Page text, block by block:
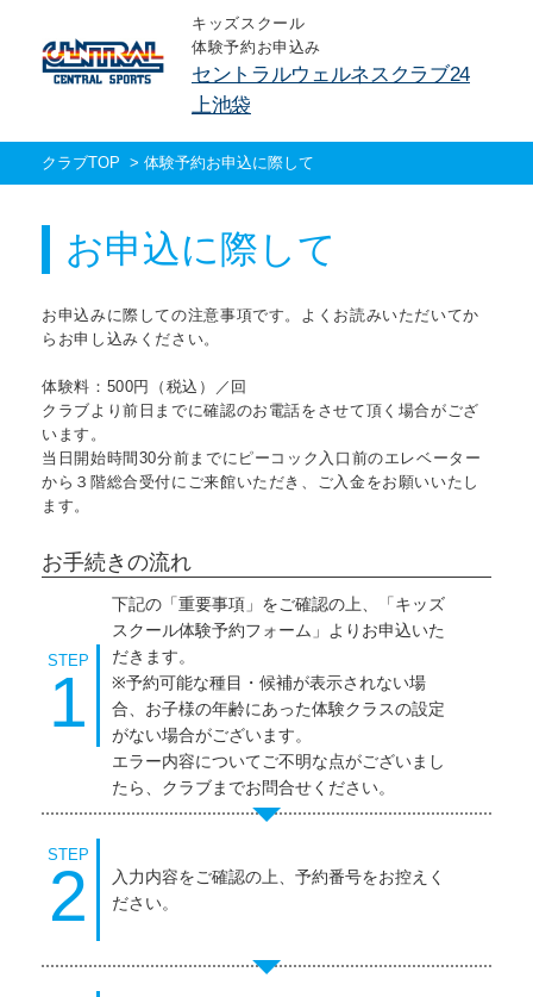
キッズスクール
体験予約お申込み
セントラルウェルネスクラブ24
上池袋
クラブTOP > 体験予約お申込に際して
お申込に際して
お申込みに際しての注意事項です。よくお読みいただいてか
らお申し込みください。
体験料：500円（税込）／回
クラブより前日までに確認のお電話をさせて頂く場合がござ
います。
当日開始時間30分前までにピーコック入口前のエレベーター
から３階総合受付にご来館いただき、ご入金をお願いいたし
ます。
お手続きの流れ
STEP
1
下記の「重要事項」をご確認の上、「キッズ
スクール体験予約フォーム」よりお申込いた
だきます。
※予約可能な種目・候補が表示されない場
合、お子様の年齢にあった体験クラスの設定
がない場合がございます。
エラー内容についてご不明な点がございまし
たら、クラブまでお問合せください。
STEP
2
入力内容をご確認の上、予約番号をお控えく
ださい。